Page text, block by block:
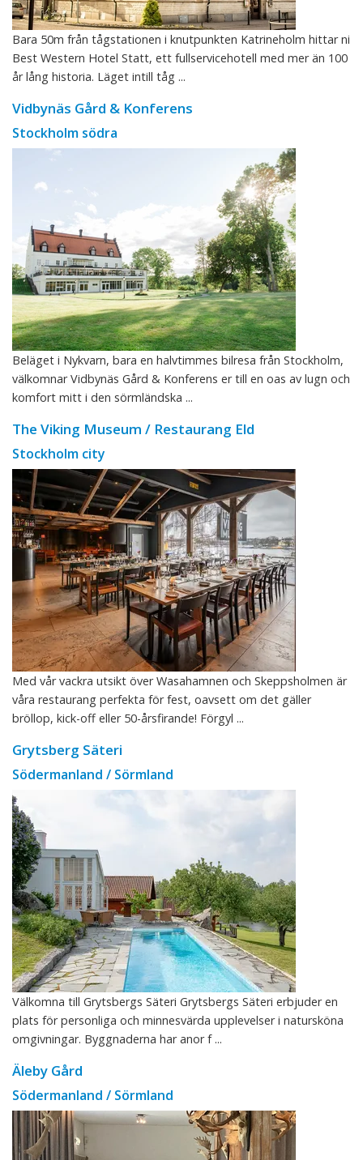
Bara 50m från tågstationen i knutpunkten Katrineholm hittar ni
Best Western Hotel Statt, ett fullservicehotell med mer än 100
år lång historia. Läget intill tåg ...
Vidbynäs Gård & Konferens
Stockholm södra
Beläget i Nykvarn, bara en halvtimmes bilresa från Stockholm,
välkomnar Vidbynäs Gård & Konferens er till en oas av lugn och
komfort mitt i den sörmländska ...
The Viking Museum / Restaurang Eld
Stockholm city
Med vår vackra utsikt över Wasahamnen och Skeppsholmen är
våra restaurang perfekta för fest, oavsett om det gäller
bröllop, kick-off eller 50-årsfirande! Förgyl ...
Grytsberg Säteri
Södermanland / Sörmland
Välkomna till Grytsbergs Säteri Grytsbergs Säteri erbjuder en
plats för personliga och minnesvärda upplevelser i natursköna
omgivningar. Byggnaderna har anor f ...
Äleby Gård
Södermanland / Sörmland